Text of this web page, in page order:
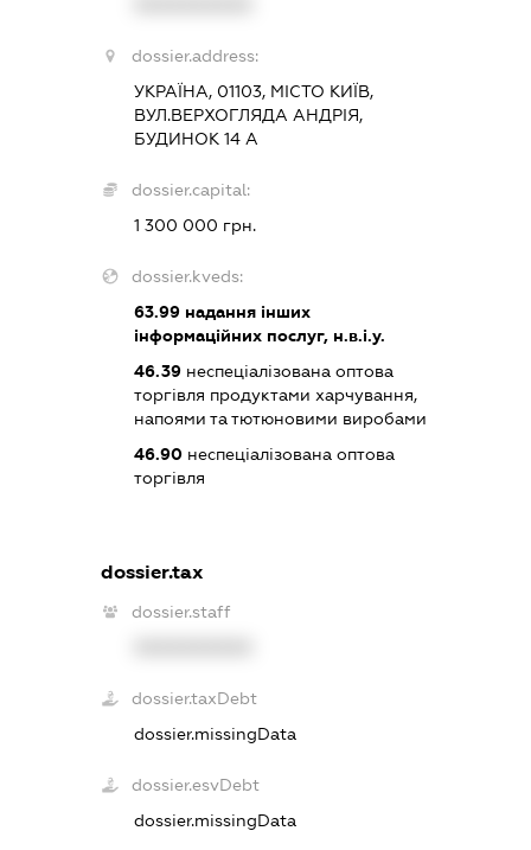
dossier.address:
УКРАЇНА, 01103, МІСТО КИЇВ,
ВУЛ.ВЕРХОГЛЯДА АНДРІЯ,
БУДИНОК 14 А
dossier.capital:
1 300 000 грн.
dossier.kveds:
63.99надання інших
інформаційних послуг, н.в.і.у.
46.39неспеціалізована оптова
торгівля продуктами харчування,
напоями та тютюновими виробами
46.90неспеціалізована оптова
торгівля
dossier.tax
dossier.staff
dossier.taxDebt
dossier.missingData
dossier.esvDebt
dossier.missingData